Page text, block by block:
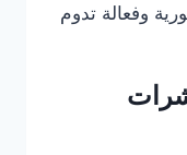
وفعالة تدوم